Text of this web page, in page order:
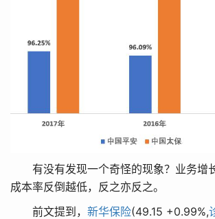
有没有发现一个奇怪的现象？业务增
成本率反倒越低，反之亦反之。
前文提到， 新华保险(49.15 +0.99%,